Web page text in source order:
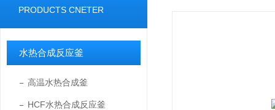
PRODUCTS CNETER
水热合成反应釜
高温水热合成釜
HCF水热合成反应釜